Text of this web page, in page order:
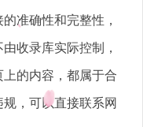
准确性和完整性，
收录库实际控制，
上的内容，都属于合
，可以直接联系网